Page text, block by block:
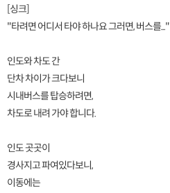
[싱크]
"타려면 어디서 타야 하나요 그러면, 버스를..."
인도와 차도 간
단차 차이가 크다보니
시내버스를 탑승하려면,
차도로 내려 가야 합니다.
인도 곳곳이
경사지고 파여있다보니,
이동에는